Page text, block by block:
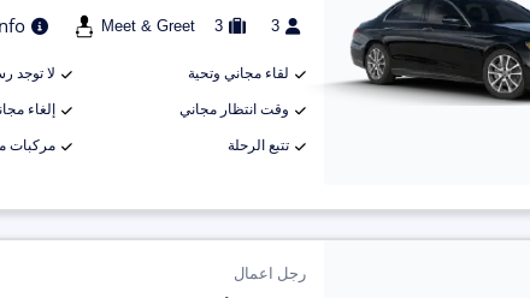
3
3
Meet & Greet
لقاء مجاني وتحية لا توجد
وقت انتظار مجاني إلغاء مجاني
تتبع الرحلة مركبات
رجل اعمال